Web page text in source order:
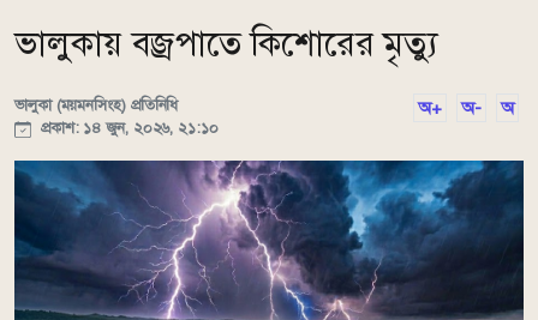
ভালুকায় বজ্রপাতে কিশোরের মৃত্যু
ভালুকা (ময়মনসিংহ) প্রতিনিধি
প্রকাশ: ১৪ জুন, ২০২৬, ২১:১০
অ+ অ- অ